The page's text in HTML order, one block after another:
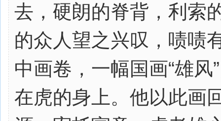
去，硬朗的脊背，利索
的众人望之兴叹，啧啧
中画卷，一幅国画“雄
在虎的身上。他以此画